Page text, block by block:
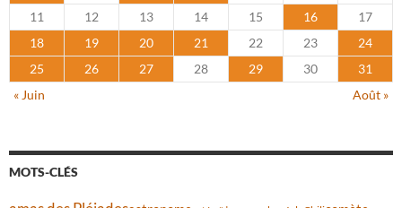
11
12 13 14 15 16
17
18
19 20 21 22 23
24
25
26 27 28 29 30
31
« Juin
Août »
MOTS-CLÉS